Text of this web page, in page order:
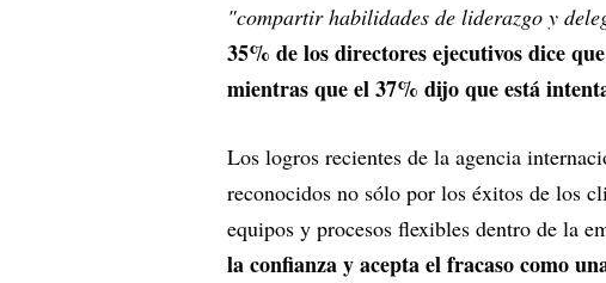
"compartir habilidades de liderazgo y
35% de los directores ejecutivos dice
mientras que el 37% dijo que está
Los logros recientes de la agencia
reconocidos no sólo por los éxitos de los
equipos y procesos flexibles dentro de la
la confianza y acepta el fracaso como